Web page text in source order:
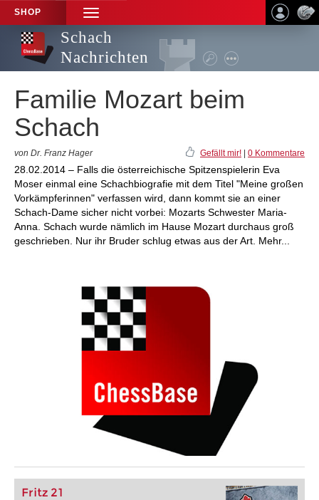
SHOP
TOGGLE
NAVIGATION
Schach
Nachrichten
Familie Mozart beim
Schach
von Dr. Franz Hager Gefällt mir! 0 Kommentare
28.02.2014 – Falls die österreichische Spitzenspielerin Eva
Moser einmal eine Schachbiografie mit dem Titel "Meine großen
Vorkämpferinnen" verfassen wird, dann kommt sie an einer
Schach-Dame sicher nicht vorbei: Mozarts Schwester Maria-
Anna. Schach wurde nämlich im Hause Mozart durchaus groß
geschrieben. Nur ihr Bruder schlug etwas aus der Art. Mehr...
Fritz 21